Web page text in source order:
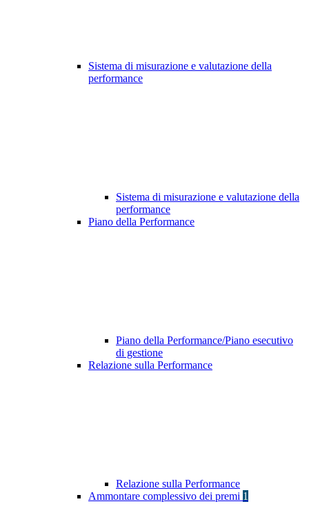
Sistema di misurazione e valutazione della
performance
Sistema di misurazione e valutazione della
performance
Piano della Performance
Piano della Performance/Piano esecutivo
di gestione
Relazione sulla Performance
Relazione sulla Performance
Ammontare complessivo dei premi 1